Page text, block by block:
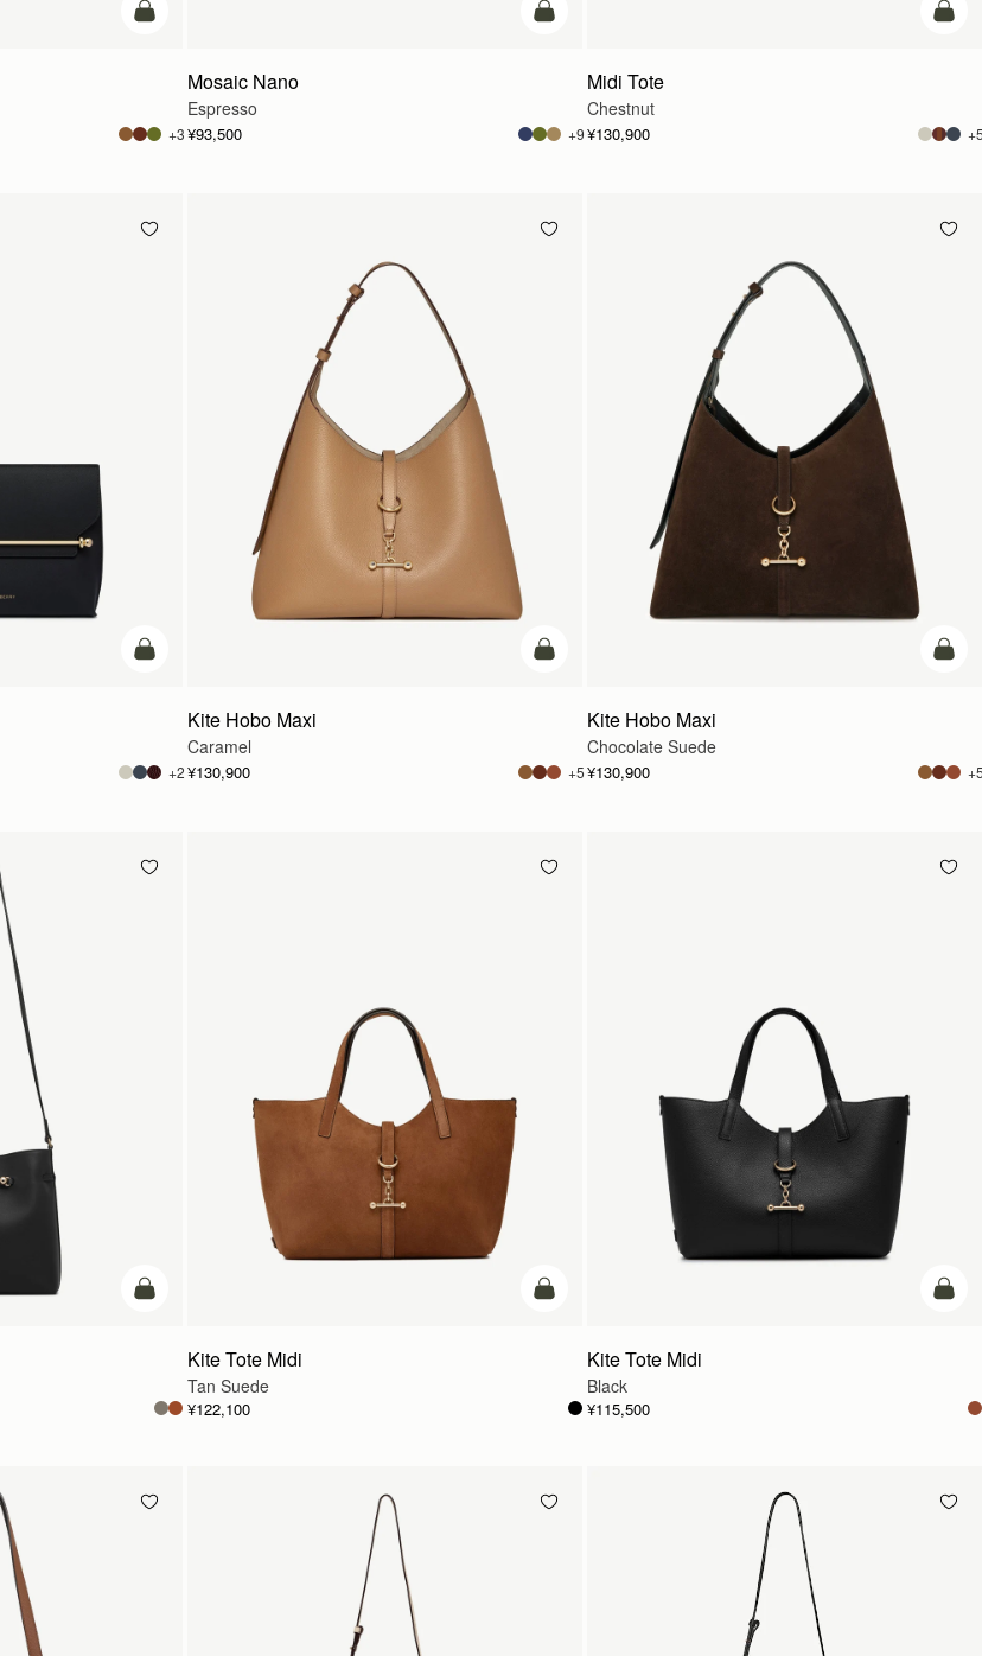
カートに追加
+3
カートに追加
Mosaic Nano
Espresso
¥93,500 +9
カー
Midi Tote
Chestnut
¥130,900
カートに追加
+2
カートに追加
Kite Hobo Maxi
Caramel
¥130,900 +5
カー
Kite Hobo Maxi
Chocolate Suede
¥130,900
カートに追加 カートに追加
Kite Tote Midi
Tan Suede
¥122,100
カー
Kite Tote Midi
Black
¥115,500